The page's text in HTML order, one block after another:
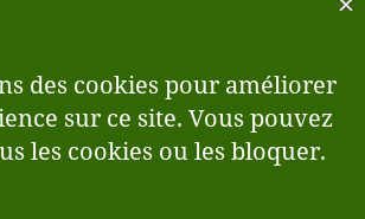
avec des attelages de
avec les attelages
Monsieur et Madame